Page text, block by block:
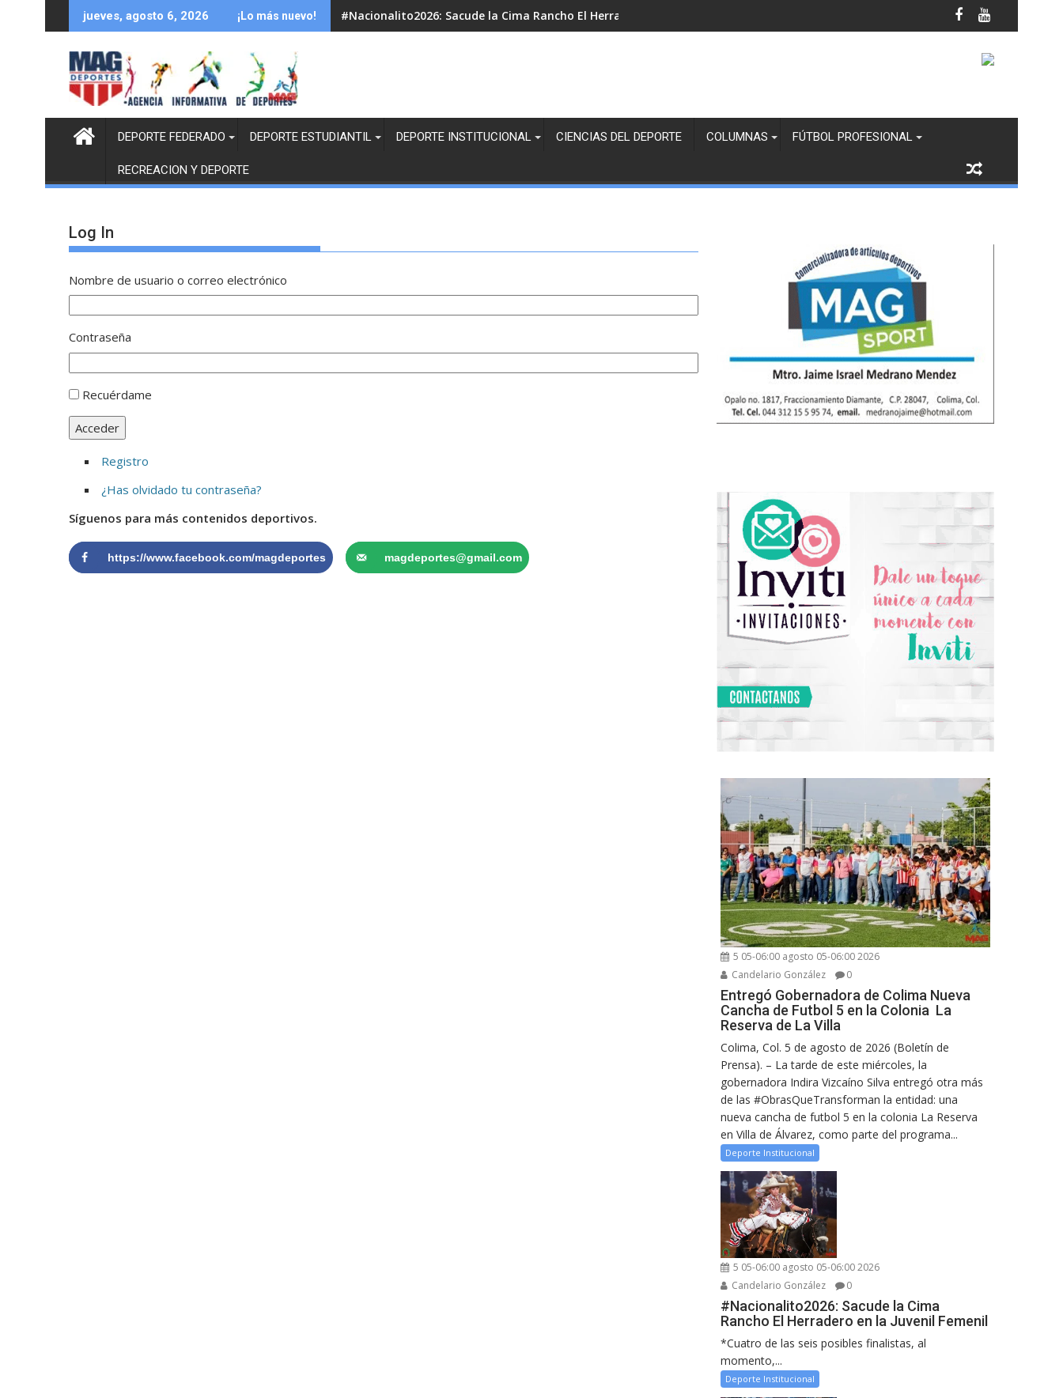
al
jueves, agosto 6, 2026 ¡Lo más nuevo! #Nacionalito2026: Sacude la Cima Rancho El Herradero en la Juvenil Femenil
DEPORTE FEDERADO DEPORTE ESTUDIANTIL DEPORTE INSTITUCIONAL CIENCIAS DEL DEPORTE COLUMNAS FÚTBOL PROFESIONAL
RECREACION Y DEPORTE
Log In
Nombre de usuario o correo electrónico
Contraseña
Recuérdame
Acceder
Registro
¿Has olvidado tu contraseña?
Síguenos para más contenidos deportivos.
https://www.facebook.com/magdeportes magdeportes@gmail.com
5 05-06:00 agosto 05-06:00 2026
Candelario González
0
Entregó Gobernadora de Colima Nueva
Cancha de Futbol 5 en la Colonia La
Reserva de La Villa
Colima, Col. 5 de agosto de 2026 (Boletín de
Prensa). – La tarde de este miércoles, la
gobernadora Indira Vizcaíno Silva entregó otra más
de las #ObrasQueTransforman la entidad: una
nueva cancha de futbol 5 en la colonia La Reserva
en Villa de Álvarez, como parte del programa...
Deporte Institucional
5 05-06:00 agosto 05-06:00 2026
Candelario González
0
#Nacionalito2026: Sacude la Cima
Rancho El Herradero en la Juvenil Femenil
*Cuatro de las seis posibles finalistas, al
momento,...
Deporte Institucional